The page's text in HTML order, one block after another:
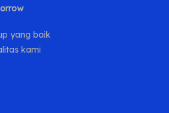
yang baik
kami